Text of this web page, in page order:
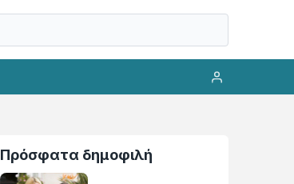
Πρόσφατα δημοφιλή